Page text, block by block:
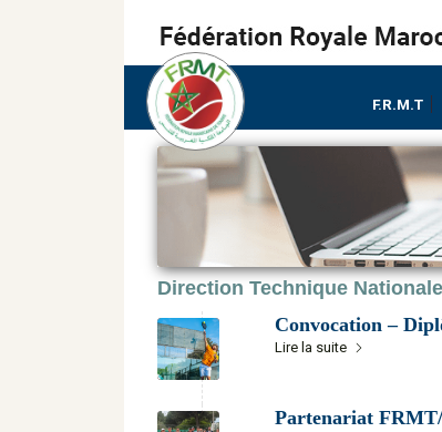
F.R.M.T
Direction Technique Nationale
Convocation –
Lire la suite
Partenariat